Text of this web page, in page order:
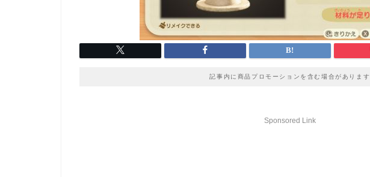
記事内に商品プロモーションを含む場合があります
Sponsored Link